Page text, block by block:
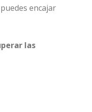
encajar
las